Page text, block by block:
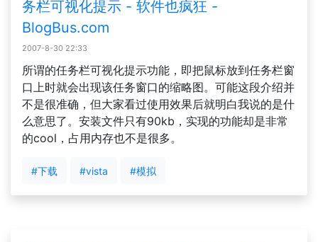
务栏可视化提示 - 软件也疯狂 -
BlogBus.com
2007-8-30 22:33
所谓的任务栏可视化提示功能，即把鼠标放到任务栏窗
口上时就会出现该任务窗口的缩略图。可能这段介绍并
不是很准确，但大家看过使用效果后就明白我说的是什
么意思了。安装文件只有90kb，实现的功能却是非常
的cool，占用内存也不是很多。
#下载 #vista #模拟